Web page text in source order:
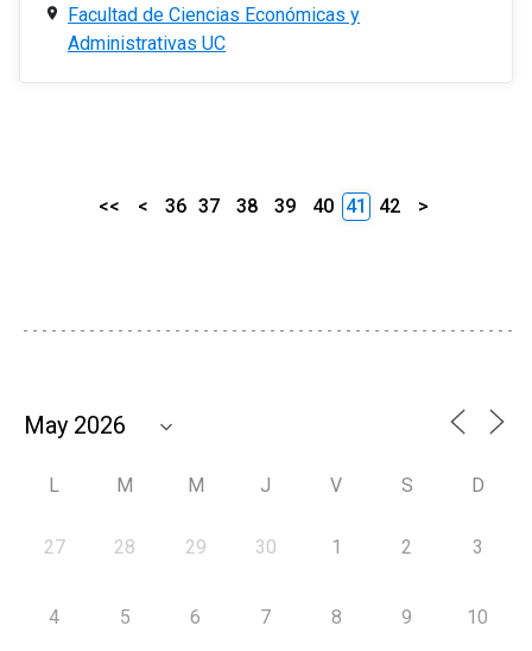
Facultad de Ciencias Económicas y
Administrativas UC
<< < 36 37 38 39 40 41 42 >
L M M J V S D
27 28 29 30 1 2 3
4 5 6 7 8 9 10